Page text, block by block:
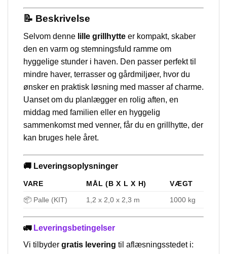
📝 Beskrivelse
Selvom denne lille grillhytte er kompakt, skaber
den en varm og stemningsfuld ramme om
hyggelige stunder i haven. Den passer perfekt til
mindre haver, terrasser og gårdmiljøer, hvor du
ønsker en praktisk løsning med masser af charme.
Uanset om du planlægger en rolig aften, en
middag med familien eller en hyggelig
sammenkomst med venner, får du en grillhytte, der
kan bruges hele året.
🚚 Leveringsoplysninger
VARE MÅL (B X L X H)
VÆGT
📦 Palle (KIT)
1,2 x 2,0 x 2,3 m 1000 kg
🚛 Leveringsbetingelser
Vi tilbyder gratis levering til aflæsningsstedet i: